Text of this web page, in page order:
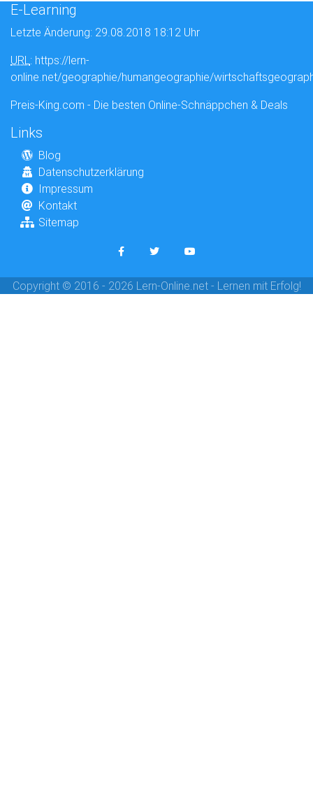
E-Learning
Letzte Änderung: 29.08.2018 18:12 Uhr
URL: https://lern-
online.net/geographie/humangeographie/
Preis-King.com - Die besten Online-Schnäppchen & Deals
Links
Blog
Datenschutzerklärung
Impressum
Kontakt
Sitemap
Copyright © 2016 - 2026 Lern-Online.net - Lernen mit Erfolg!